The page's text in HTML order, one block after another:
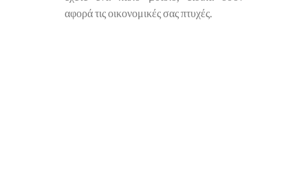
αφορά τις οικονομικές σας πτυχές.